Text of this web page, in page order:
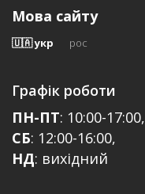
Відгук
Мова сайту
🇺🇦 укр рос
Графік роботи
ПН-ПТ: 10:00-17:00,
СБ: 12:00-16:00,
НД: вихідний